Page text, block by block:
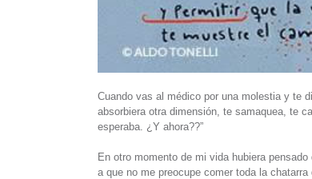
Cuando vas al médico por una molestia y te
absorbiera otra dimensión, te samaquea, te
esperaba. ¿Y ahora??”
En otro momento de mi vida hubiera
a que no me preocupe comer toda la